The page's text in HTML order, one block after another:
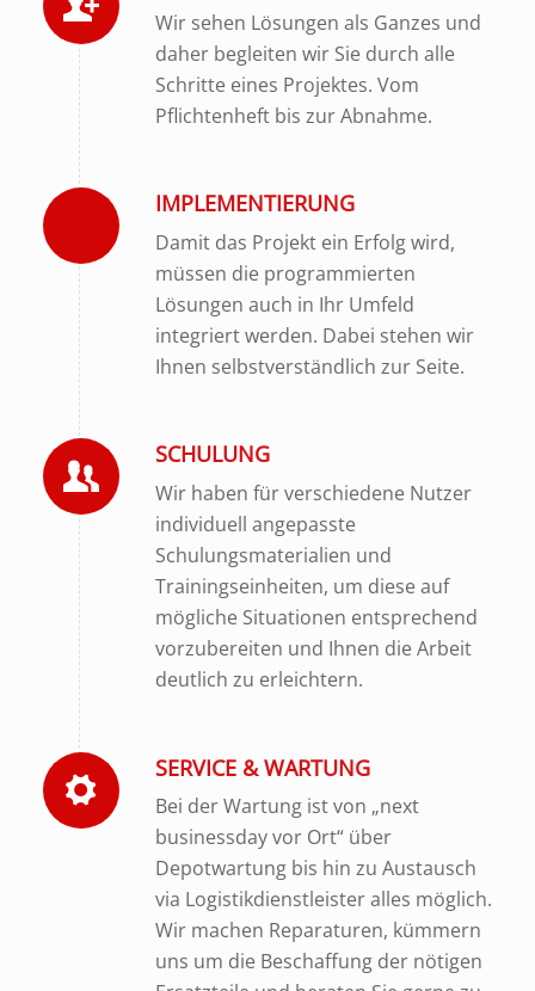
Wir sehen Lösungen als Ganzes und
daher begleiten wir Sie durch alle
Schritte eines Projektes. Vom
Pflichtenheft bis zur Abnahme.
IMPLEMENTIERUNG
Damit das Projekt ein Erfolg wird,
müssen die programmierten
Lösungen auch in Ihr Umfeld
integriert werden. Dabei stehen wir
Ihnen selbstverständlich zur Seite.
SCHULUNG
Wir haben für verschiedene Nutzer
individuell angepasste
Schulungsmaterialien und
Trainingseinheiten, um diese auf
mögliche Situationen entsprechend
vorzubereiten und Ihnen die Arbeit
deutlich zu erleichtern.
SERVICE & WARTUNG
Bei der Wartung ist von „next
businessday vor Ort“ über
Depotwartung bis hin zu Austausch
via Logistikdienstleister alles möglich.
Wir machen Reparaturen, kümmern
uns um die Beschaffung der nötigen